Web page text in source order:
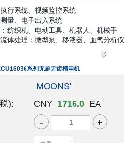
行系统、视频监控系统
量、电子出入系统
纺织机、电动工具、机器人、机械手
体处理：微型泵、移液器、血气分析仪
系列无刷无齿槽电机
MOONS'
):
CNY 1716.0 EA
- +